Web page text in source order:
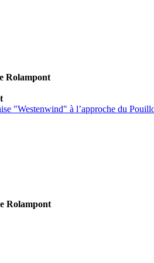
Rolampont
"Westenwind" à l’approche du
Rolampont